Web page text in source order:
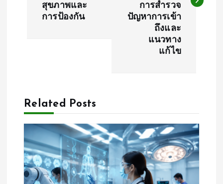
g
a
สุขภาพและ
การป้องกัน
การสำรวจ
ปัญหาการเข้า
ถึงและ
แนวทาง
แก้ไข
Related Posts